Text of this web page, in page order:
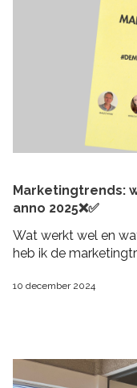
Marketingtrends:
anno 2025❌✅
Wat werkt wel en
heb ik de
10 december 2024